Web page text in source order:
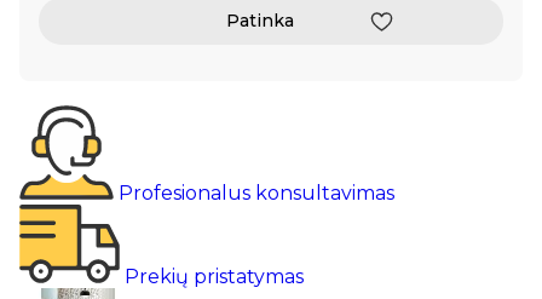
Patinka
Profesionalus konsultavimas
Prekių pristatymas